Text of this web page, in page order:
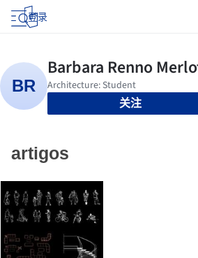
登录
关注
artigos